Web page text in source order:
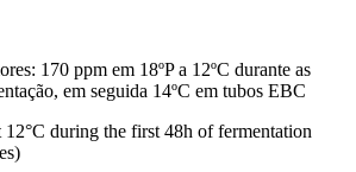
170 ppm em 18ºP a 12ºC durante as
em seguida 14ºC em tubos EBC
12°C during the first 48h of fermentation